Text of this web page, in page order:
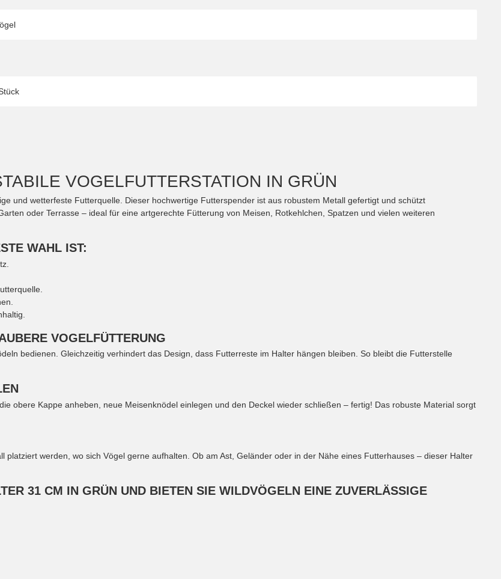
VOGELFUTTERSTATION IN GRÜN
und wetterfeste Futterquelle. Dieser hochwertige Futterspender ist aus robustem Metall gefertigt und schützt
oder Terrasse – ideal für eine artgerechte Fütterung von Meisen, Rotkehlchen, Spatzen und vielen weiteren
WAHL IST:
VOGELFÜTTERUNG
bedienen. Gleichzeitig verhindert das Design, dass Futterreste im Halter hängen bleiben. So bleibt die Futterstelle
obere Kappe anheben, neue Meisenknödel einlegen und den Deckel wieder schließen – fertig! Das robuste Material sorgt
werden, wo sich Vögel gerne aufhalten. Ob am Ast, Geländer oder in der Nähe eines Futterhauses – dieser Halter
31 CM IN GRÜN UND BIETEN SIE WILDVÖGELN EINE ZUVERLÄSSIGE